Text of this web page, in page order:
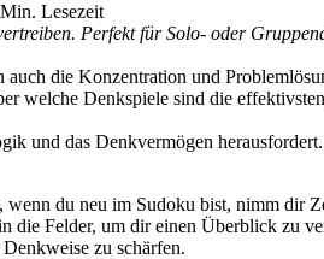
Lesezeit
Perfekt für Solo- oder
die Konzentration und
welche Denkspiele sind die
und das Denkvermögen
wenn du neu im Sudoku bist, nimm dir
die Felder, um dir einen Überblick zu
zu schärfen.